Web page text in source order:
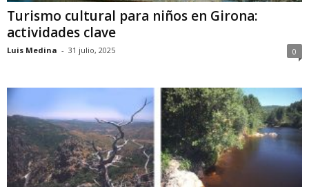
Turismo cultural para niños en Girona:
actividades clave
Luis Medina - 31 julio, 2025 0